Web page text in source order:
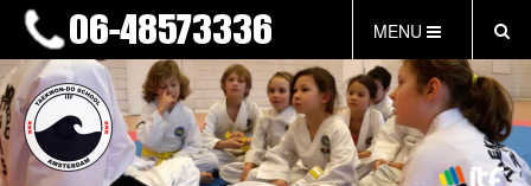
MENU
HOME
NIEUWS
LESTIJDEN & TARIEVEN